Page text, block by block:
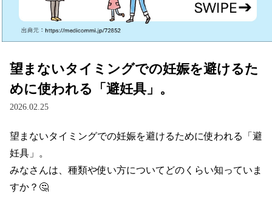
望まないタイミングでの妊娠を避けるた
めに使われる「避妊具」。
2026.02.25
望まないタイミングでの妊娠を避けるために使われる「避
妊具」。
みなさんは、種類や使い方についてどのくらい知っていま
すか？🤔